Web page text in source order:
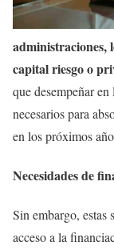
administraciones,
capital riesgo o
que desempeñar
necesarios para
en los próximos
Necesidades de
Sin embargo, estas
acceso a la